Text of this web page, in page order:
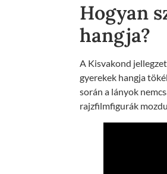
Hogyan
hangja?
A Kisvakond
gyerekek hangja
során a lányok
rajzfilmfigurák